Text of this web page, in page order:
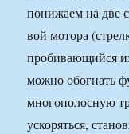
понижаем на две
вой мотора
пробивающийся
можно обогнать
многополосную
ускоряться,